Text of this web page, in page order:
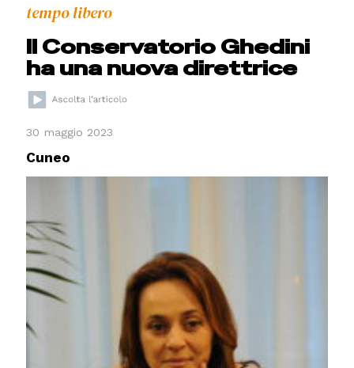
tempo libero
Il Conservatorio Ghedini
ha una nuova direttrice
30 maggio 2023
Cuneo